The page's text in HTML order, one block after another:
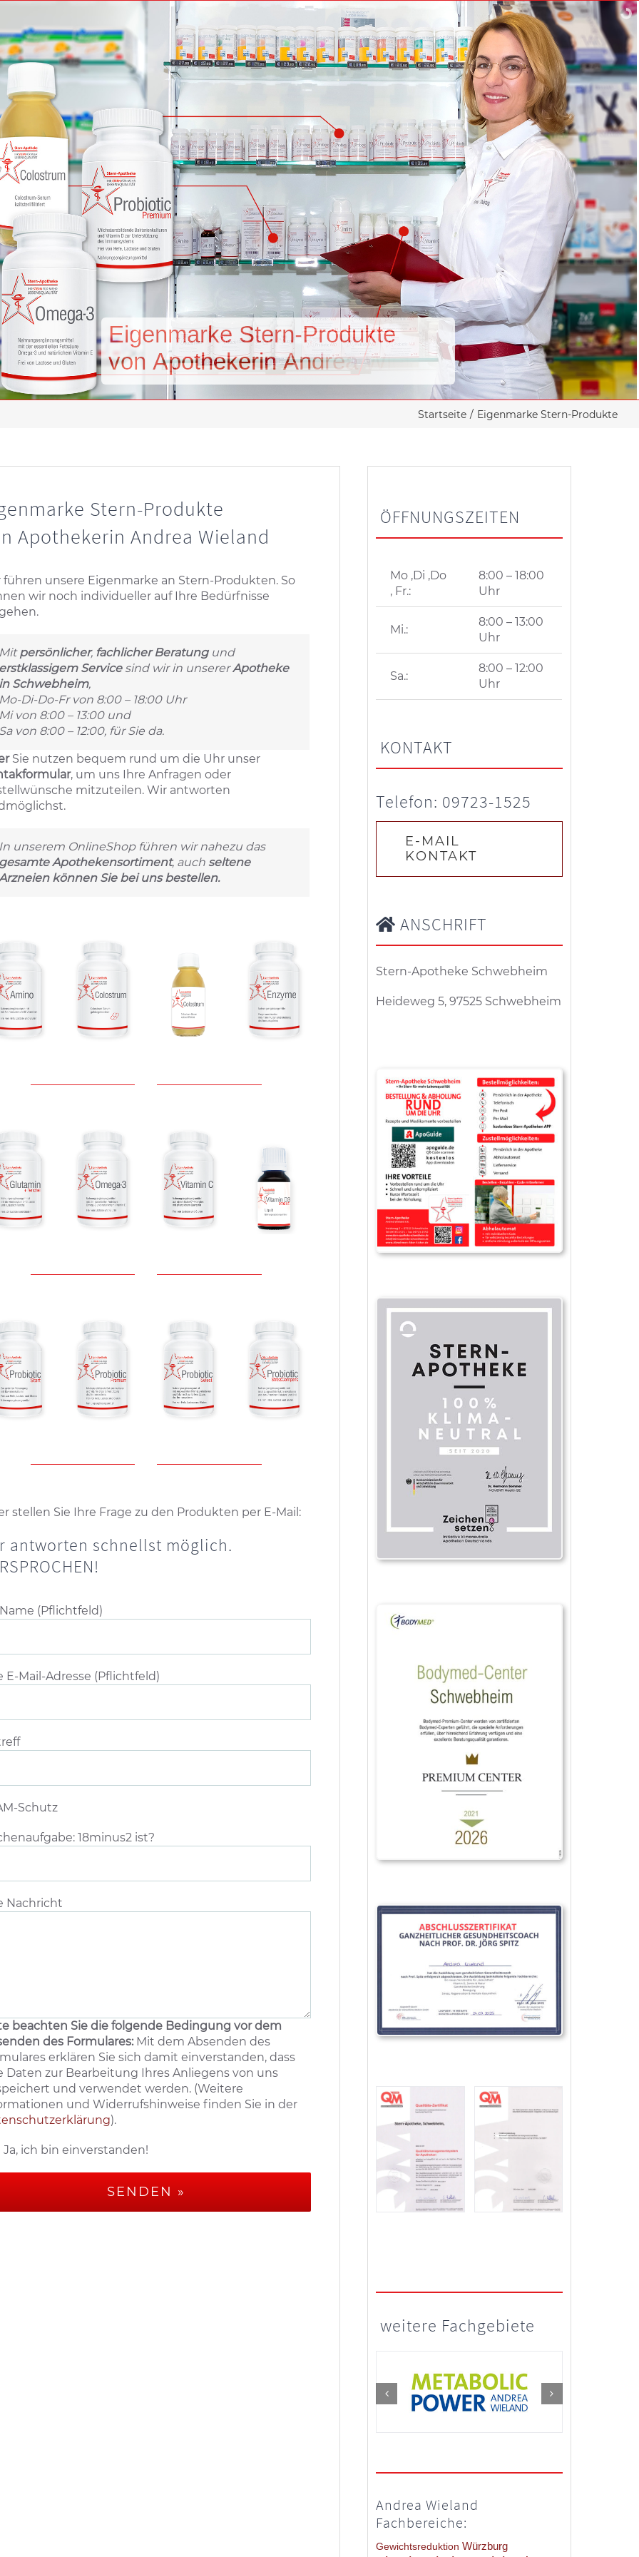
Eigenmarke Stern-Produkte
von Apothekerin Andrea Wieland
Startseite Eigenmarke Stern-Produkte
Stern-Produkte
Apothekerin Andrea Wieland
führen unsere Eigenmarke an Stern-Produkten. So
wir noch individueller auf Ihre Bedürfnisse
Mitpersönlicher, fachlicher Beratungund
erstklassigem Servicesind wir in unsererApotheke
in Schwebheim,
Mo-Di-Do-Fr von 8:00 – 18:00 Uhr
Mi von 8:00 – 13:00 und
Sa von 8:00 – 12:00, für Sie da.
Sie nutzen bequem rund um die Uhr unser
, um uns Ihre Anfragen oder
mitzuteilen. Wir antworten
In unserem OnlineShop führen wir nahezu das
gesamte Apothekensortiment, auch seltene
können Sie bei uns bestellen.
stellen Sie Ihre Frage zu den Produkten per E-Mail:
antworten schnellst möglich.
(Pflichtfeld)
E-Mail-Adresse (Pflichtfeld)
Schutz
18minus2 ist?
Nachricht
beachten Sie die folgende Bedingung vor dem
des Formulares: Mit dem Absenden des
erklären Sie sich damit einverstanden, dass
Daten zur Bearbeitung Ihres Anliegens von uns
und verwendet werden. (Weitere
und Widerrufshinweise finden Sie in der
).
Ja, ich bin einverstanden!
ÖFFNUNGSZEITEN
Mo ,Di ,Do
, Fr.:
8:00 – 18:00
Uhr
Mi.:
8:00 – 13:00
Uhr
Sa.:
8:00 – 12:00
Uhr
KONTAKT
Telefon: 09723-1525
E-MAIL
KONTAKT
ANSCHRIFT
Stern-Apotheke Schwebheim
Heideweg 5, 97525 Schwebheim
weitere Fachgebiete
Andrea Wieland
Fachbereiche:
Gewichtsreduktion Würzburg